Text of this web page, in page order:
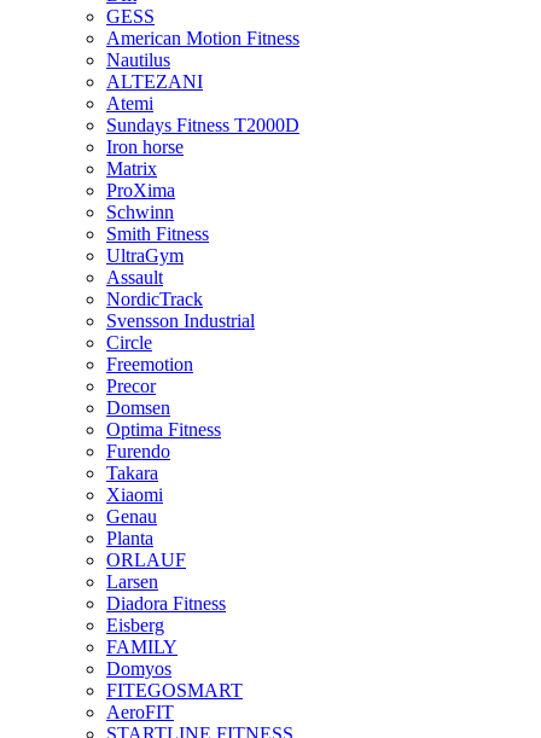
GESS
American Motion Fitness
Nautilus
ALTEZANI
Atemi
Sundays Fitness T2000D
Iron horse
Matrix
ProXima
Schwinn
Smith Fitness
UltraGym
Assault
NordicTrack
Svensson Industrial
Circle
Freemotion
Precor
Domsen
Optima Fitness
Furendo
Takara
Xiaomi
Genau
Planta
ORLAUF
Larsen
Diadora Fitness
Eisberg
FAMILY
Domyos
FITEGOSMART
AeroFIT
STARTLINE FITNESS